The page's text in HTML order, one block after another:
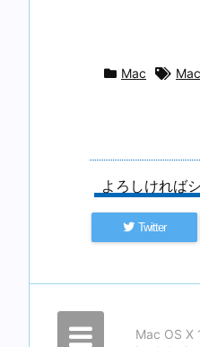
Mac
よろしければ
Twitter
Mac OS X